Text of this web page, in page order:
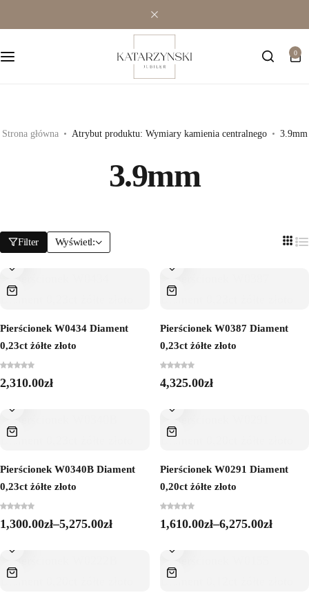
0
Strona główna Atrybut produktu: Wymiary kamienia centralnego 3.9mm
3.9mm
Filter Wyświetl:
Pierścionek W0434 Diament
0,23ct żółte złoto
2,310.00zł
Pierścionek W0387 Diament
0,23ct żółte złoto
4,325.00zł
Pierścionek W0340B Diament
0,23ct żółte złoto
1,300.00zł–5,275.00zł
Pierścionek W0291 Diament
0,20ct żółte złoto
1,610.00zł–6,275.00zł
Premium
Naszyjniki